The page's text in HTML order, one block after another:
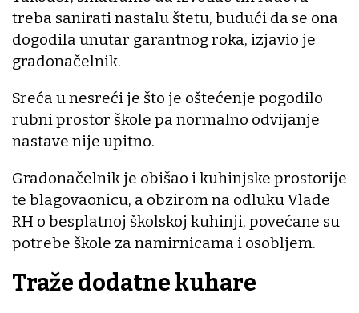
treba sanirati nastalu štetu, budući da se ona
dogodila unutar garantnog roka, izjavio je
gradonačelnik.
Sreća u nesreći je što je oštećenje pogodilo
rubni prostor škole pa normalno odvijanje
nastave nije upitno.
Gradonačelnik je obišao i kuhinjske prostorije
te blagovaonicu, a obzirom na odluku Vlade
RH o besplatnoj školskoj kuhinji, povećane su
potrebe škole za namirnicama i osobljem.
Traže dodatne kuhare